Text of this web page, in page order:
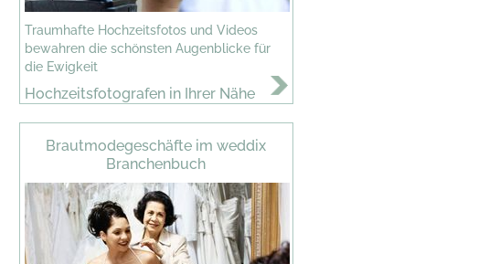
Traumhafte Hochzeitsfotos und Videos
bewahren die schönsten Augenblicke für
die Ewigkeit
Hochzeitsfotografen in Ihrer Nähe
Brautmodegeschäfte im weddix
Branchenbuch